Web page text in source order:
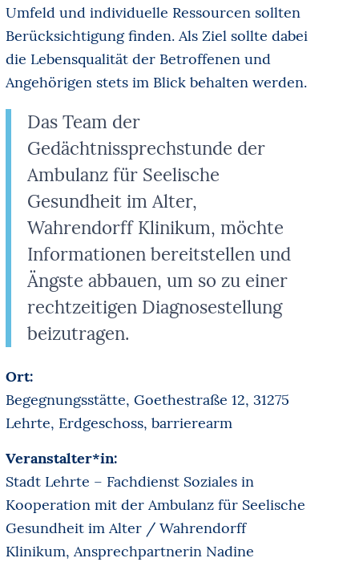
Umfeld und individuelle Ressourcen sollten
Berücksichtigung finden. Als Ziel sollte dabei
die Lebensqualität der Betroffenen und
Angehörigen stets im Blick behalten werden.
Das Team der
Gedächtnissprechstunde der
Ambulanz für Seelische
Gesundheit im Alter,
Wahrendorff Klinikum, möchte
Informationen bereitstellen und
Ängste abbauen, um so zu einer
rechtzeitigen Diagnosestellung
beizutragen.
Ort:
Begegnungsstätte, Goethestraße 12, 31275
Lehrte, Erdgeschoss, barrierearm
Veranstalter*in:
Stadt Lehrte – Fachdienst Soziales in
Kooperation mit der Ambulanz für Seelische
Gesundheit im Alter / Wahrendorff
Klinikum, Ansprechpartnerin Nadine